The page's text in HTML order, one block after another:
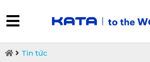
Tin tức